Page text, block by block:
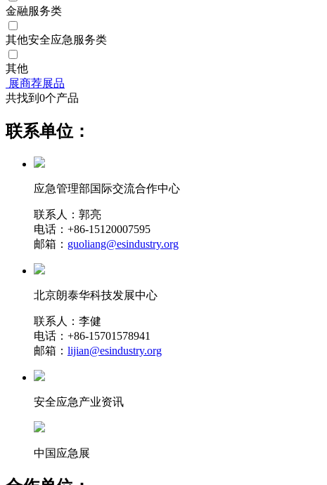
金融服务类
其他安全应急服务类
其他
展商荐展品
共找到 0个产品
联系单位：
应急管理部国际交流合作中心
联系人：郭亮
电话：+86-15120007595
邮箱： guoliang@esindustry.org
北京朗泰华科技发展中心
联系人：李健
电话：+86-15701578941
邮箱： lijian@esindustry.org
安全应急产业资讯
中国应急展